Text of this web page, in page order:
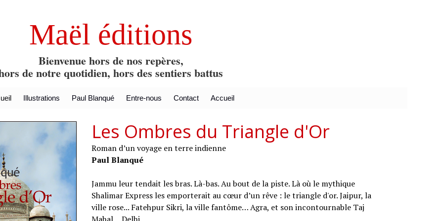
Maël éditions
Bienvenue hors de nos repères,
de notre quotidien, hors des sentiers battus
Illustrations Paul Blanqué Entre-nous Contact Accueil
Les Ombres du Triangle d'Or
Roman d’un voyage en terre indienne
Paul Blanqué
Jammu leur tendait les bras. Là-bas. Au bout de la piste. Là où le mythique
Shalimar Express les emporterait au cœur d’un rêve : le triangle d'or. Jaipur, la
ville rose... Fatehpur Sikri, la ville fantôme… Agra, et son incontournable Taj